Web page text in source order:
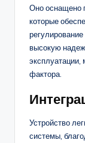
Оно оснащено
которые
высокую
эксплуатации,
фактора.
Устройство
системы,